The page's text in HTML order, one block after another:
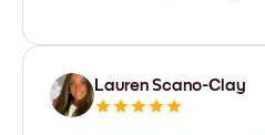
Lauren Scano-Clay